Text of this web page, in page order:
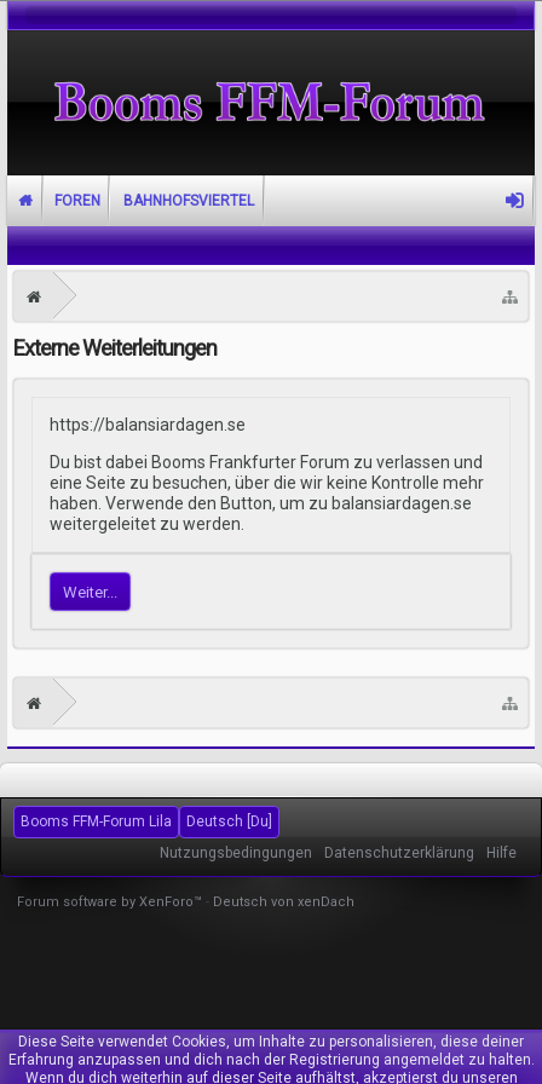
Externe Weiterleitungen
https://balansiardagen.se
Du bist dabei Booms Frankfurter Forum zu verlassen und
eine Seite zu besuchen, über die wir keine Kontrolle mehr
haben. Verwende den Button, um zu balansiardagen.se
weitergeleitet zu werden.
Weiter...
FOREN BAHNHOFSVIERTEL
Booms FFM-Forum Lila
Deutsch [Du]
Nutzungsbedingungen
Datenschutzerklärung Hilfe
Forum software by XenForo™ - Deutsch von xenDach
Diese Seite verwendet Cookies, um Inhalte zu personalisieren, diese deiner
Erfahrung anzupassen und dich nach der Registrierung angemeldet zu halten.
Wenn du dich weiterhin auf dieser Seite aufhältst, akzeptierst du unseren